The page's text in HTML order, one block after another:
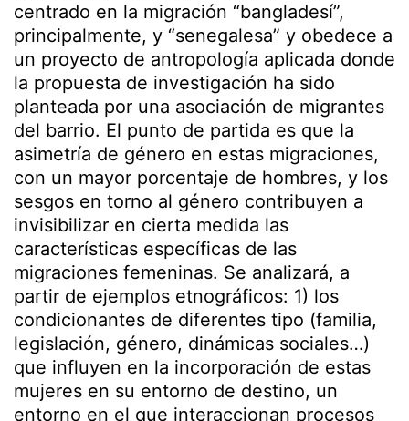
centrado en la migración “bangladesí”,
principalmente, y “senegalesa” y obedece a
un proyecto de antropología aplicada donde
la propuesta de investigación ha sido
planteada por una asociación de migrantes
del barrio. El punto de partida es que la
asimetría de género en estas migraciones,
con un mayor porcentaje de hombres, y los
sesgos en torno al género contribuyen a
invisibilizar en cierta medida las
características específicas de las
migraciones femeninas. Se analizará, a
partir de ejemplos etnográficos: 1) los
condicionantes de diferentes tipo (familia,
legislación, género, dinámicas sociales…)
que influyen en la incorporación de estas
mujeres en su entorno de destino, un
entorno en el que interaccionan procesos